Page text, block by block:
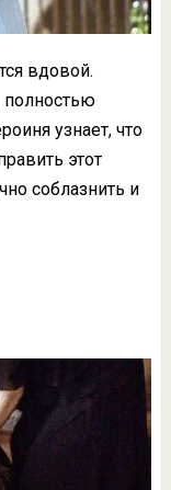
вдовой.
полностью
узнает, что
этот
соблазнить и